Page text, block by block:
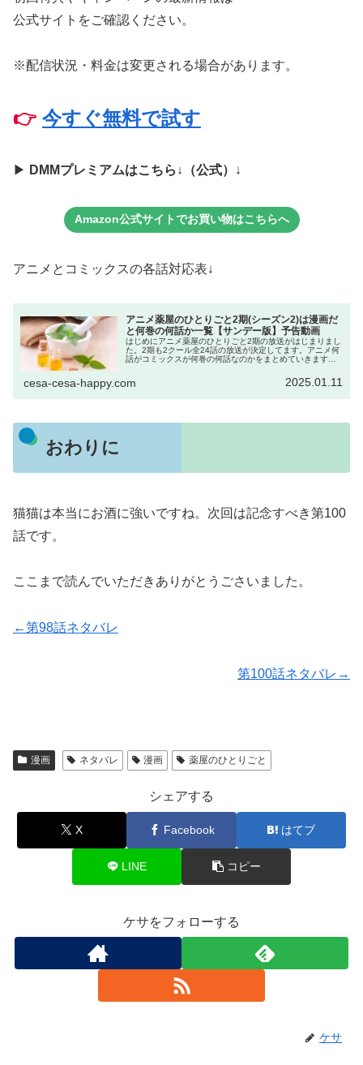
公式サイトをご確認ください。
※配信状況・料金は変更される場合があります。
👉 今すぐ無料で試す
▶ DMMプレミアムはこちら↓（公式） ↓
Amazon公式サイトでお買い物はこちらへ
アニメとコミックスの各話対応表↓
アニメ薬屋のひとりごと2期(シーズン2)は漫画だ
と何巻の何話か一覧【サンデー版】予告動画
はじめにアニメ薬屋のひとりごと2期の放送がはじまりまし
た。2期も2クール全24話の放送が決定してます。アニメ何
話がコミックスが何巻の何話なのかをまとめていきます。
cesa-cesa-happy.com 2025.01.11
おわりに
猫猫は本当にお酒に強いですね。次回は記念すべき第100
話です。
ここまで読んでいただきありがとうごさいました。
←第98話ネタバレ
第100話ネタバレ→
漫画 ネタバレ 漫画 薬屋のひとりごと
シェアする
X Facebook はてブ
LINE コピー
ケサをフォローする
ケサ